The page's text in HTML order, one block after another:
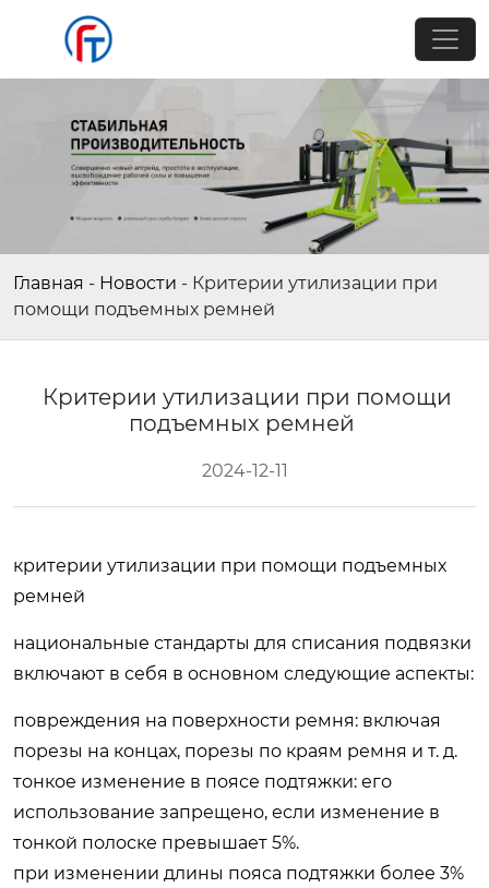
Главная - Новости - Критерии утилизации при
помощи подъемных ремней
Критерии утилизации при помощи
подъемных ремней
2024-12-11
критерии утилизации при помощи подъемных
ремней
национальные стандарты для списания подвязки
включают в себя в основном следующие аспекты:
повреждения на поверхности ремня: включая
порезы на концах, порезы по краям ремня и т. д.
тонкое изменение в поясе подтяжки: его
использование запрещено, если изменение в
тонкой полоске превышает 5%.
при изменении длины пояса подтяжки более 3%